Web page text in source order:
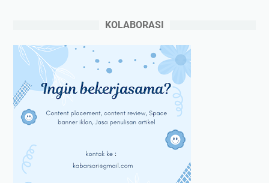
KOLABORASI